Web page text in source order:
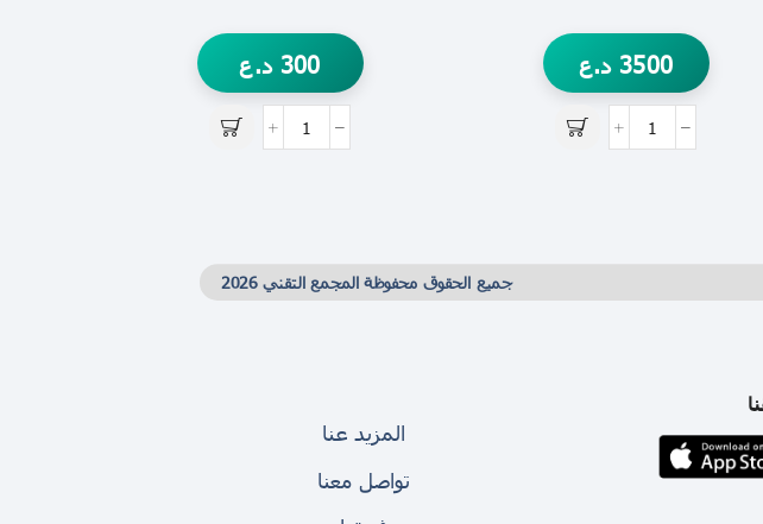
3500 د.ع 300 د.ع
جميع الحقوق محفوظة المجمع التقني 2026
المزيد عنا
تواصل معنا